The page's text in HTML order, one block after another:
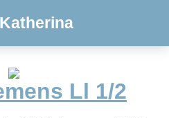
Ll 1/2